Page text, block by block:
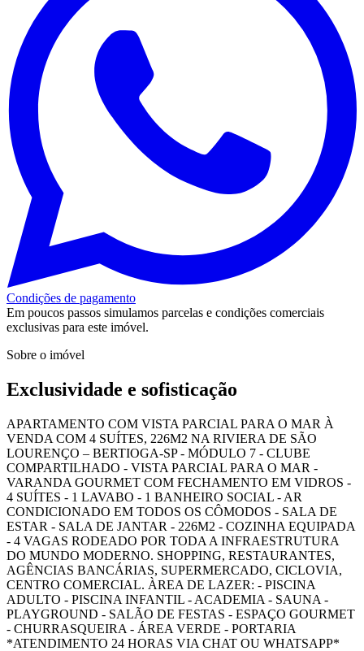
Condições de pagamento
Em poucos passos simulamos parcelas e condições comerciais
exclusivas para este imóvel.
Sobre o imóvel
Exclusividade e sofisticação
APARTAMENTO COM VISTA PARCIAL PARA O MAR À
VENDA COM 4 SUÍTES, 226M2 NA RIVIERA DE SÃO
LOURENÇO – BERTIOGA-SP - MÓDULO 7 - CLUBE
COMPARTILHADO - VISTA PARCIAL PARA O MAR -
VARANDA GOURMET COM FECHAMENTO EM VIDROS -
4 SUÍTES - 1 LAVABO - 1 BANHEIRO SOCIAL - AR
CONDICIONADO EM TODOS OS CÔMODOS - SALA DE
ESTAR - SALA DE JANTAR - 226M2 - COZINHA EQUIPADA
- 4 VAGAS RODEADO POR TODA A INFRAESTRUTURA
DO MUNDO MODERNO. SHOPPING, RESTAURANTES,
AGÊNCIAS BANCÁRIAS, SUPERMERCADO, CICLOVIA,
CENTRO COMERCIAL. ÀREA DE LAZER: - PISCINA
ADULTO - PISCINA INFANTIL - ACADEMIA - SAUNA -
PLAYGROUND - SALÃO DE FESTAS - ESPAÇO GOURMET
- CHURRASQUEIRA - ÁREA VERDE - PORTARIA
*ATENDIMENTO 24 HORAS VIA CHAT OU WHATSAPP*